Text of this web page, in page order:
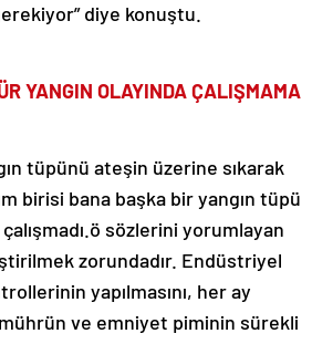
diye konuştu.
YANGIN OLAYINDA ÇALIŞMAMA
tüpünü ateşin üzerine sıkarak
birisi bana başka bir yangın tüpü
sözlerini yorumlayan
zorundadır. Endüstriyel
yapılmasını, her ay
mührün ve emniyet piminin sürekli